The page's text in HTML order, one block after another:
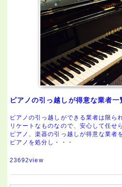
ピアノの引っ越しが得意な業者一
ピアノの引っ越しができる業者は限ら
リケートなものなので、安心して任せ
ピアノ、楽器の引っ越しが得意な業者
ピアノを処分し・・・
23692view